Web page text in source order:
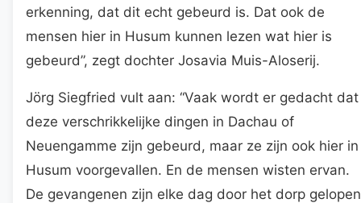
erkenning, dat dit echt gebeurd is. Dat ook de
mensen hier in Husum kunnen lezen wat hier is
gebeurd”, zegt dochter Josavia Muis-Aloserij.
Jörg Siegfried vult aan: “Vaak wordt er gedacht dat
deze verschrikkelijke dingen in Dachau of
Neuengamme zijn gebeurd, maar ze zijn ook hier in
Husum voorgevallen. En de mensen wisten ervan.
De gevangenen zijn elke dag door het dorp gelopen